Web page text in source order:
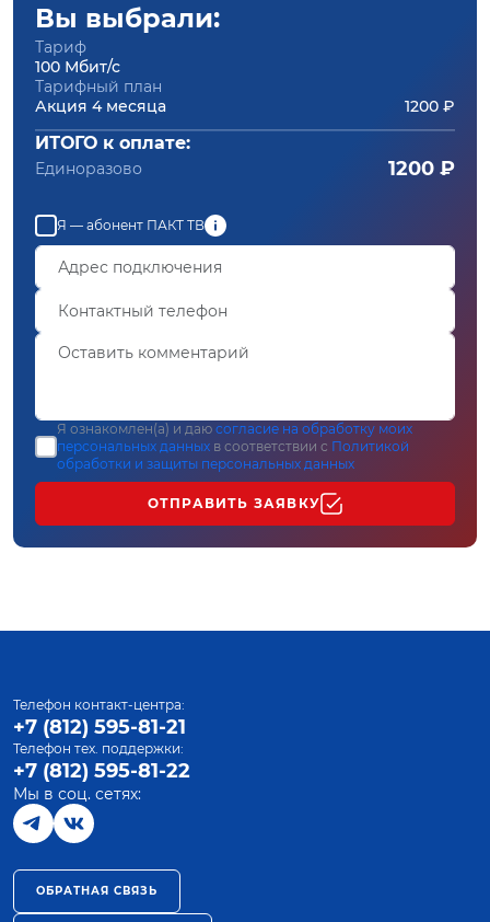
Вы выбрали:
Тариф
100 Мбит/с
Тарифный план
Акция 4 месяца
1200 ₽
ИТОГО к оплате:
Единоразово 1200 ₽
Я — абонент ПАКТ ТВ
Я ознакомлен(а) и даю согласие на обработку моих
персональных данных в соответствии с Политикой
обработки и защиты персональных данных
ОТПРАВИТЬ ЗАЯВКУ
Телефон контакт-центра:
+7 (812) 595-81-21
Телефон тех. поддержки:
+7 (812) 595-81-22
Мы в соц. сетях:
ОБРАТНАЯ СВЯЗЬ